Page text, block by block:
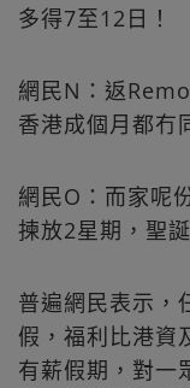
多得7至12日！
網民N：返
香港成個月都冇
網民O：而家呢
揀放2星期，聖
普遍網民表示，
假，福利比港資
有薪假期，對一